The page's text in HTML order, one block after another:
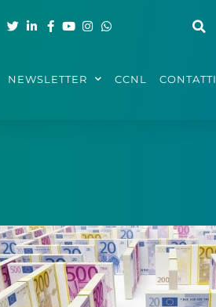
NEWSLETTER CCNL CONTATTI